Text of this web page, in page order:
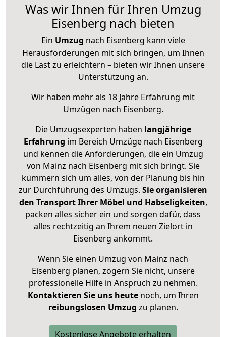
Was wir Ihnen für Ihren Umzug
Eisenberg nach bieten
Ein Umzug nach Eisenberg kann viele
Herausforderungen mit sich bringen, um Ihnen
die Last zu erleichtern – bieten wir Ihnen unsere
Unterstützung an.
Wir haben mehr als 18 Jahre Erfahrung mit
Umzügen nach Eisenberg.
Die Umzugsexperten haben langjährige
Erfahrung im Bereich Umzüge nach Eisenberg
und kennen die Anforderungen, die ein Umzug
von Mainz nach Eisenberg mit sich bringt. Sie
kümmern sich um alles, von der Planung bis hin
zur Durchführung des Umzugs. Sie organisieren
den Transport Ihrer Möbel und Habseligkeiten,
packen alles sicher ein und sorgen dafür, dass
alles rechtzeitig an Ihrem neuen Zielort in
Eisenberg ankommt.
Wenn Sie einen Umzug von Mainz nach
Eisenberg planen, zögern Sie nicht, unsere
professionelle Hilfe in Anspruch zu nehmen.
Kontaktieren Sie uns heutenoch, um Ihren
reibungslosen Umzug zu planen.
Kostenlose Angebote erhalten